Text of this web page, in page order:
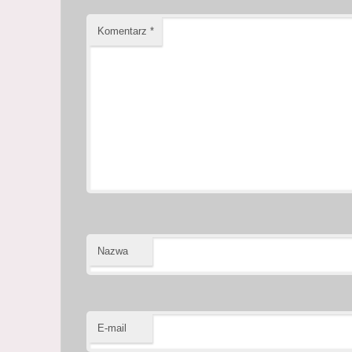
Komentarz *
Nazwa
E-mail